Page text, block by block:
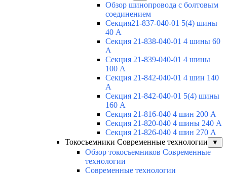
Обзор шинопровода с болтовым
соединением
Секция21-837-040-01 5(4) шины
40 А
Секция 21-838-040-01 4 шины 60
А
Секция 21-839-040-01 4 шины
100 А
Секция 21-842-040-01 4 шин 140
А
Секция 21-842-040-01 5(4) шины
160 А
Секция 21-816-040 4 шин 200 А
Секция 21-820-040 4 шины 240 А
Секция 21-826-040 4 шин 270 А
Токосъемники Современные технологии
▼
Обзор токосъемников Современные
технологии
Современные технологии